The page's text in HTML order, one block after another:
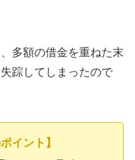
多額の借金を重ねた末
踪してしまったので
イント】